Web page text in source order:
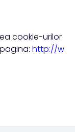
cookie-urilor
http://w